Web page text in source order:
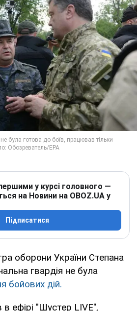
у курсі головного —
на Новини на OBOZ.UA у
Підписатися
оборони України Степана
гвардія не була
бойових дій.
в ефірі "Шустер LIVE",